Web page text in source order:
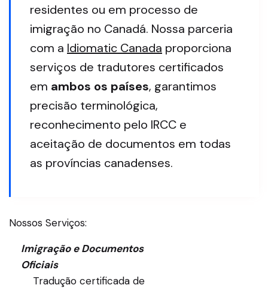
residentes ou em processo de
imigração no Canadá. Nossa parceria
com a Idiomatic Canada proporciona
serviços de tradutores certificados
em ambos os países, garantimos
precisão terminológica,
reconhecimento pelo IRCC e
aceitação de documentos em todas
as províncias canadenses.
Nossos Serviços:
Imigração e Documentos
Oficiais
Tradução certificada de